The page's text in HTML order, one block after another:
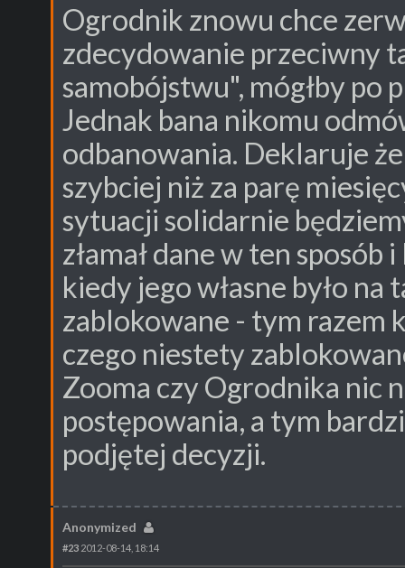
Ogrodnik znowu chce
zdecydowanie przeciwny
samobójstwu", mógłby po
Jednak bana nikomu
odbanowania. Deklaruje
szybciej niż za parę
sytuacji solidarnie
złamał dane w ten sposób
kiedy jego własne było na
zablokowane - tym razem
czego niestety
Zooma czy Ogrodnika nic
postępowania, a tym
podjętej decyzji.
Anonymized
#23 2012-08-14, 18:14